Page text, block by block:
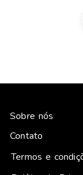
Sobre nós
Contato
Termos e